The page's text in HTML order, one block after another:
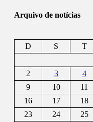
Arquivo de notícias
D
S T
2
3 4
9
10 11
16
17 18
23
24 25